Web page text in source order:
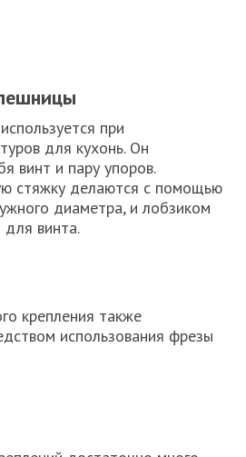
при
для кухонь. Он
винт и пару упоров.
стяжку делаются с помощью
диаметра, и лобзиком
для винта.
крепления также
использования фрезы